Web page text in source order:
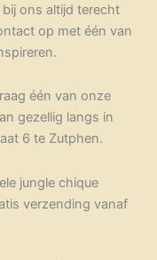
ons altijd terecht
op met één van
één van onze
gezellig langs in
6 te Zutphen.
jungle chique
verzending vanaf